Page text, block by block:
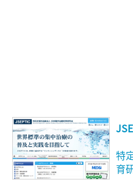
特
育